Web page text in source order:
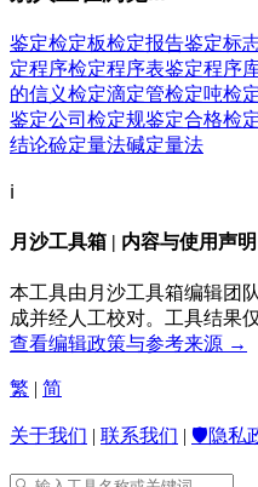
鉴定检定板检定报告鉴定标
定程序检定程序表鉴定程序
的信义检定滴定管检定吨检
鉴定公司 检定规鉴定合格检
结论硷定量法碱定量法
ℹ️
月沙工具箱 | 内容与使用声明
本工具由月沙工具箱编辑团
成并经人工校对。工具结果
查看编辑政策与参考来源 →
繁 | 简
关于我们 | 联系我们 | 🛡️隐私